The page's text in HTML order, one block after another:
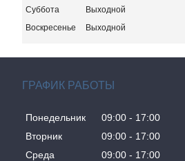
Суббота
Выходной
Воскресенье
Выходной
ГРАФИК РАБОТЫ
Понедельник 09:00
17:00
Вторник
09:00
17:00
Среда
09:00 17:00